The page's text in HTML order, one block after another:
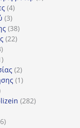
44
προϊόντα
33
προϊόντα
3838
προϊόντα
2222
53
προϊόντα
1
προϊόν
22
προϊόντα
11
282282
36